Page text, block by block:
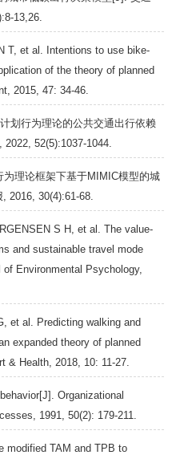
13,26.
T, et al. Intentions to use bike-
of the theory of planned
, 2015, 47: 34-46.
划行为理论的公共交通出行依赖
, 2022, 52(5):1037-1044.
理论框架下基于MIMIC模型的城
, 2016, 30(4):61-68.
S H , et al. The value-
and sustainable travel mode
of Environmental Psychology,
, et al. Predicting walking and
expanded theory of planned
& Health, 2018, 10: 11-27.
Organizational
, 1991, 50(2): 179-211.
modified TAM and TPB to